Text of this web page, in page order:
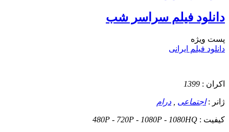
دانلود فیلم سراسر شب
پست ويژه
دانلود فیلم ایرانی
اکران : 1399
ژانر :اجتماعی , درام
کیفیت : 480P - 720P - 1080P - 1080HQ